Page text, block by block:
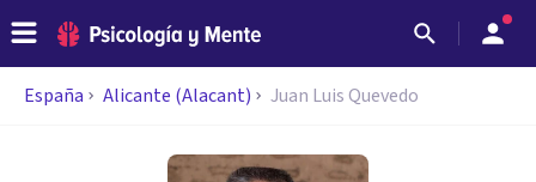
España Alicante (Alacant) Juan Luis Quevedo